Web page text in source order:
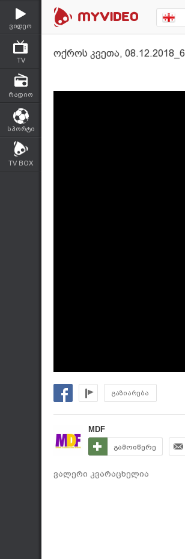
ვიდეო
TV
რადიო
სპორტი
TV BOX
ოქროს კვეთა, 08.12.2018_6
გაზიარება
MDF
გამოიწერე
ვალერი კვარაცხელია